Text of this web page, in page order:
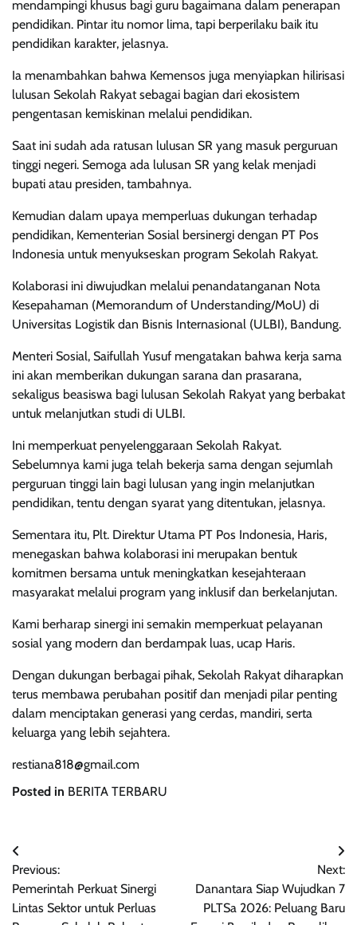
mendampingi khusus bagi guru bagaimana dalam penerapan
pendidikan. Pintar itu nomor lima, tapi berperilaku baik itu
pendidikan karakter, jelasnya.
Ia menambahkan bahwa Kemensos juga menyiapkan hilirisasi
lulusan Sekolah Rakyat sebagai bagian dari ekosistem
pengentasan kemiskinan melalui pendidikan.
Saat ini sudah ada ratusan lulusan SR yang masuk perguruan
tinggi negeri. Semoga ada lulusan SR yang kelak menjadi
bupati atau presiden, tambahnya.
Kemudian dalam upaya memperluas dukungan terhadap
pendidikan, Kementerian Sosial bersinergi dengan PT Pos
Indonesia untuk menyukseskan program Sekolah Rakyat.
Kolaborasi ini diwujudkan melalui penandatanganan Nota
Kesepahaman (Memorandum of Understanding/MoU) di
Universitas Logistik dan Bisnis Internasional (ULBI), Bandung.
Menteri Sosial, Saifullah Yusuf mengatakan bahwa kerja sama
ini akan memberikan dukungan sarana dan prasarana,
sekaligus beasiswa bagi lulusan Sekolah Rakyat yang berbakat
untuk melanjutkan studi di ULBI.
Ini memperkuat penyelenggaraan Sekolah Rakyat.
Sebelumnya kami juga telah bekerja sama dengan sejumlah
perguruan tinggi lain bagi lulusan yang ingin melanjutkan
pendidikan, tentu dengan syarat yang ditentukan, jelasnya.
Sementara itu, Plt. Direktur Utama PT Pos Indonesia, Haris,
menegaskan bahwa kolaborasi ini merupakan bentuk
komitmen bersama untuk meningkatkan kesejahteraan
masyarakat melalui program yang inklusif dan berkelanjutan.
Kami berharap sinergi ini semakin memperkuat pelayanan
sosial yang modern dan berdampak luas, ucap Haris.
Dengan dukungan berbagai pihak, Sekolah Rakyat diharapkan
terus membawa perubahan positif dan menjadi pilar penting
dalam menciptakan generasi yang cerdas, mandiri, serta
keluarga yang lebih sejahtera.
restiana818@gmail.com
Posted in BERITA TERBARU
Navigasi
pos
Previous:
Pemerintah Perkuat Sinergi
Lintas Sektor untuk Perluas
Next:
Danantara Siap Wujudkan 7
PLTSa 2026: Peluang Baru